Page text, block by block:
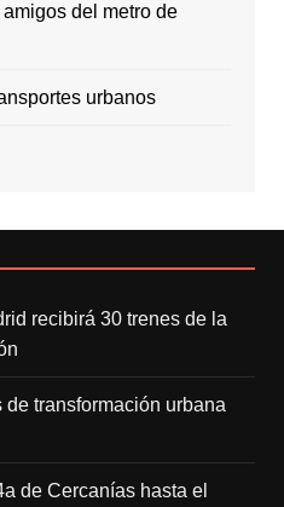
del metro de
urbanos
recibirá 30 trenes de la
transformación urbana
de Cercanías hasta el